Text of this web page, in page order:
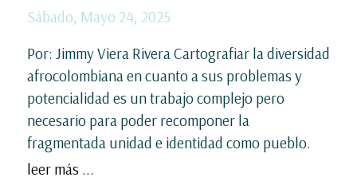
Sábado, Mayo 24, 2025
Por: Jimmy Viera Rivera Cartografiar la diversidad
afrocolombiana en cuanto a sus problemas y
potencialidad es un trabajo complejo pero
necesario para poder recomponer la
fragmentada unidad e identidad como pueblo.
leer más ...